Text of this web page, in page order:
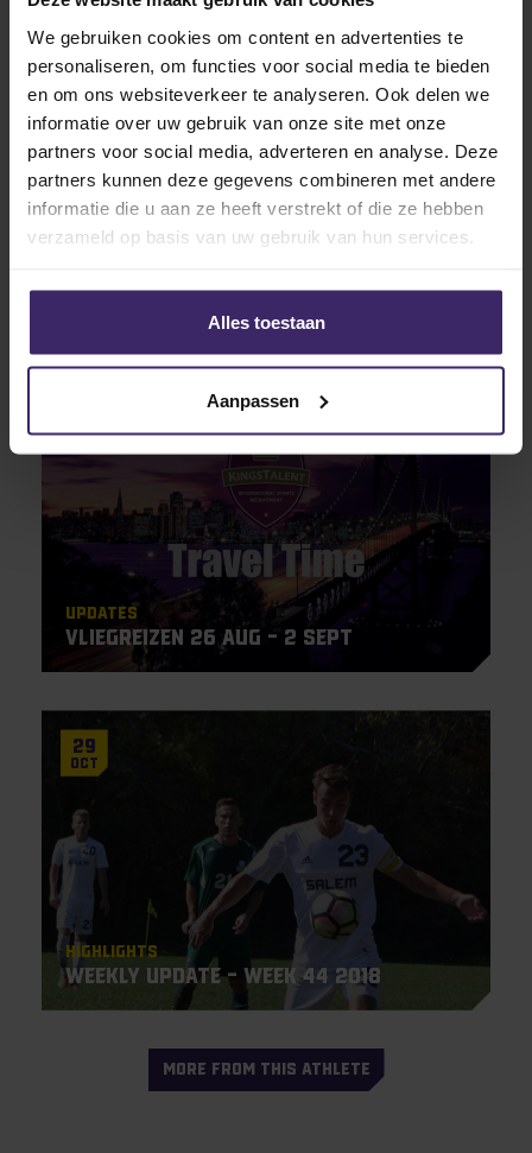
We gebruiken cookies om content en advertenties te
personaliseren, om functies voor social media te bieden
en om ons websiteverkeer te analyseren. Ook delen we
informatie over uw gebruik van onze site met onze
partners voor social media, adverteren en analyse. Deze
partners kunnen deze gegevens combineren met andere
informatie die u aan ze heeft verstrekt of die ze hebben
verzameld op basis van uw gebruik van hun services.
Alles toestaan
Aanpassen
15
Updates
Vliegreizen 26 aug – 2 sept
29
Oct
Highlights
Weekly Update – Week 44 2018
MORE FROM THIS ATHLETE